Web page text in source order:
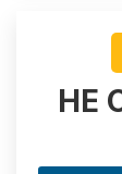
НЕ